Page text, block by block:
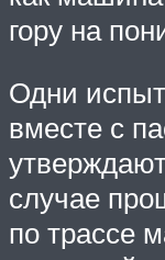
гору на
Одни
вместе с
случае
по трассе